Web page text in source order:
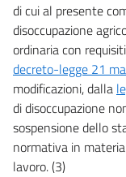
di cui al presente
disoccupazione
ordinaria con
decreto-legge 21
modificazioni, dalla
di disoccupazione
sospensione dello
normativa in
lavoro. (3)